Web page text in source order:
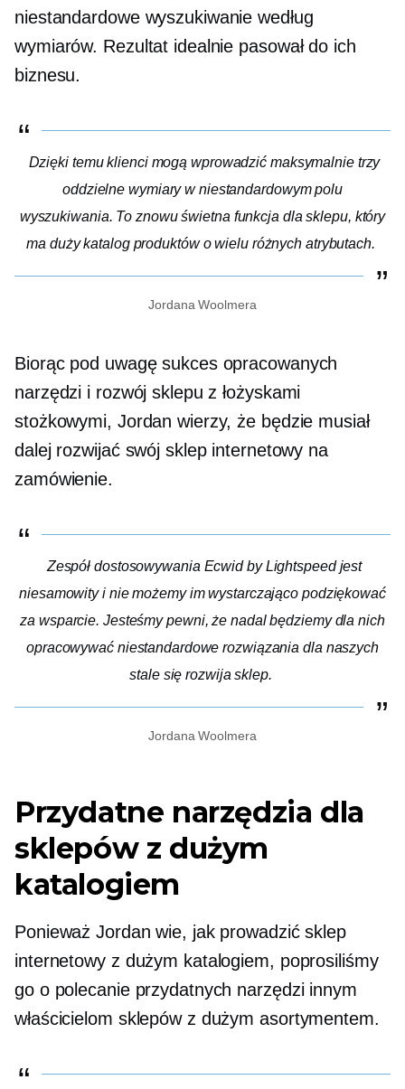
niestandardowe wyszukiwanie według
wymiarów. Rezultat idealnie pasował do ich
biznesu.
Dzięki temu klienci mogą wprowadzić maksymalnie trzy
oddzielne wymiary w niestandardowym polu
wyszukiwania. To znowu świetna funkcja dla sklepu, który
ma duży katalog produktów o wielu różnych atrybutach.
Jordana Woolmera
Biorąc pod uwagę sukces opracowanych
narzędzi i rozwój sklepu z łożyskami
stożkowymi, Jordan wierzy, że będzie musiał
dalej rozwijać swój sklep internetowy na
zamówienie.
Zespół dostosowywania Ecwid by Lightspeed jest
niesamowity i nie możemy im wystarczająco podziękować
za wsparcie. Jesteśmy pewni, że nadal będziemy dla nich
opracowywać niestandardowe rozwiązania dla naszych
stale się rozwija sklep.
Jordana Woolmera
Przydatne narzędzia dla
sklepów z dużym
katalogiem
Ponieważ Jordan wie, jak prowadzić sklep
internetowy z dużym katalogiem, poprosiliśmy
go o polecanie przydatnych narzędzi innym
właścicielom sklepów z dużym asortymentem.